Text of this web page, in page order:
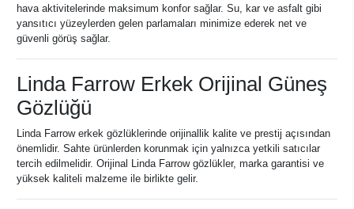
hava aktivitelerinde maksimum konfor sağlar. Su, kar ve asfalt gibi
yansıtıcı yüzeylerden gelen parlamaları minimize ederek net ve
güvenli görüş sağlar.
Linda Farrow Erkek Orijinal Güneş
Gözlüğü
Linda Farrow erkek gözlüklerinde orijinallik kalite ve prestij açısından
önemlidir. Sahte ürünlerden korunmak için yalnızca yetkili satıcılar
tercih edilmelidir. Orijinal Linda Farrow gözlükler, marka garantisi ve
yüksek kaliteli malzeme ile birlikte gelir.